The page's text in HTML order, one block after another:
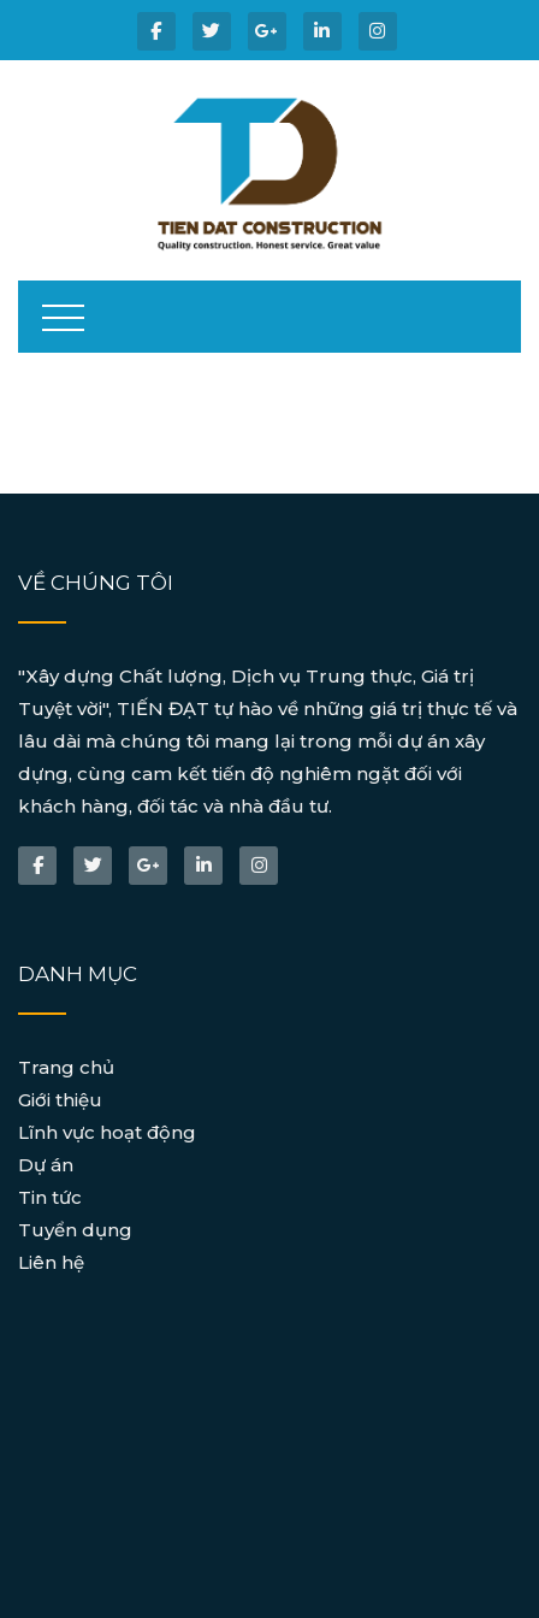
VỀ CHÚNG TÔI
"Xây dựng Chất lượng, Dịch vụ Trung thực, Giá trị
Tuyệt vời", TIẾN ĐẠT tự hào về những giá trị thực tế và
lâu dài mà chúng tôi mang lại trong mỗi dự án xây
dựng, cùng cam kết tiến độ nghiêm ngặt đối với
khách hàng, đối tác và nhà đầu tư.
DANH MỤC
Trang chủ
Giới thiệu
Lĩnh vực hoạt động
Dự án
Tin tức
Tuyển dụng
Liên hệ